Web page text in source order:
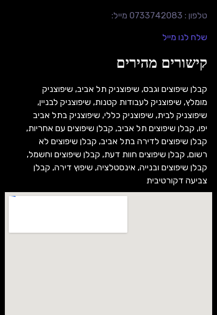
טלפון : 0733742083 מייל:
שלח לנו מייל
קישורים מהירים
קבלן שיפוצים וגבס, שיפוצניק תל אביב, שיפוצניק
מומלץ, שיפוצניק לעבודות קטנות, שיפוצניק לבניין,
שיפוצניק לבית, שיפוצניק כללי, שיפוצניק בתל אביב
יפו, קבלן שיפוצים תל אביב, קבלן שיפוצים עם אחריות,
קבלן שיפוצים לדירה בתל אביב, קבלן שיפוצים לא
רשום, קבלן שיפוצים חוות דעת, קבלן שיפוצים וחשמל,
קבלן שיפוצים ובנייה, אינסטלציה, שיפוץ דירה, קבלן
צביעה דקורטיבית